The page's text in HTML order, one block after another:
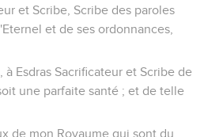
et Scribe, Scribe des paroles
et de ses ordonnances,
à Esdras Sacrificateur et Scribe de
une parfaite santé ; et de telle
de mon Royaume qui sont du